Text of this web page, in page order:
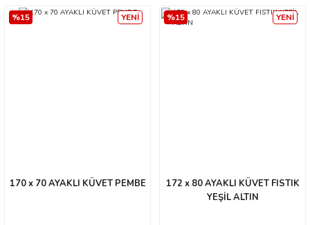
%15 YENİ
170 x 70 AYAKLI KÜVET PEMBE
%15 YENİ
172 x 80 AYAKLI KÜVET FISTIK
YEŞİL ALTIN